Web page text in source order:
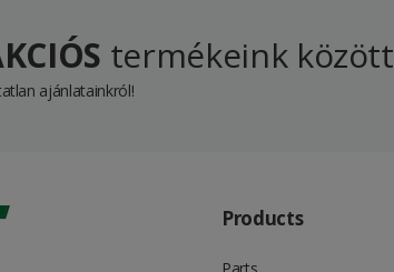
termékeink között
ajánlatainkról!
Products
Parts